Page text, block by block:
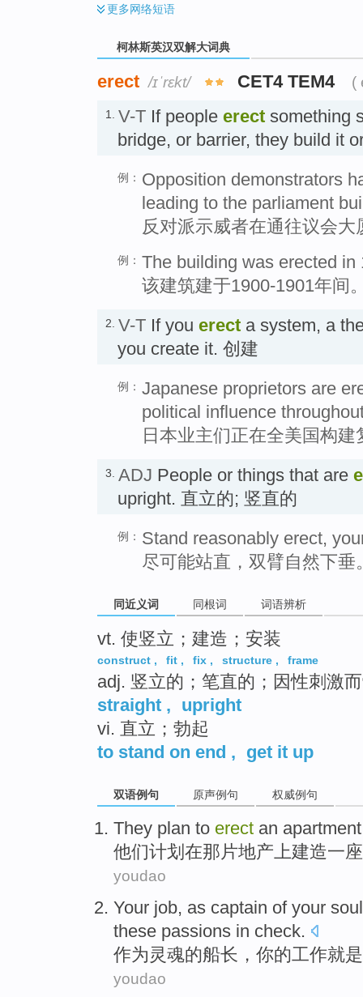
更多网络短语
柯林斯英汉双解大词典
erect /ɪˈrɛkt/ CET4 TEM4 (
1. V-T If people erect something
bridge, or barrier, they build it
例： Opposition demonstrators
leading to the parliament
反对派示威者在通往议会
例： The building was erected in
该建筑建于1900-1901年间
2. V-T If you erect a system, a
you create it. 创建
例： Japanese proprietors are
political influence
日本业主们正在全美国构
3. ADJ People or things that are
upright. 直立的; 竖直的
例： Stand reasonably erect,
尽可能站直，双臂自然下垂
同近义词 同根词 词语辨析
vt. 使竖立；建造；安装
construct , fit , fix , structure , frame
adj. 竖立的；笔直的；因性刺激
straight , upright
vi. 直立；勃起
to stand on end , get it up
双语例句 原声例句 权威例句
They plan to erect an
他们计划 在那片地产上建造一座
youdao
Your job, as captain ofyour soul
these passions in check.
作为灵魂的船长 ， 你的工作就是
youdao